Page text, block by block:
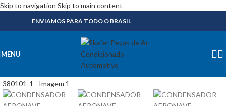
Skip to navigation Skip to main content
ENVIAMOS PARA TODO O BRASIL
MENU